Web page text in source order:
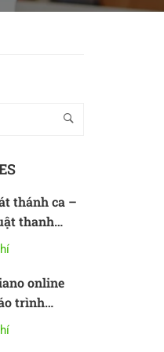
thánh ca –
thanh
bản
online
trình
Rose